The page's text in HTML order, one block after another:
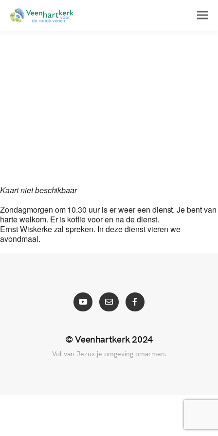
Kaart niet beschikbaar
Zondagmorgen om 10.30 uur is er weer een dienst. Je bent van
harte welkom. Er is koffie voor en na de dienst.
Ernst Wiskerke zal spreken. In deze dienst vieren we
avondmaal.
© Veenhartkerk 2024
Vol van Jezus je omgeving omarmen.